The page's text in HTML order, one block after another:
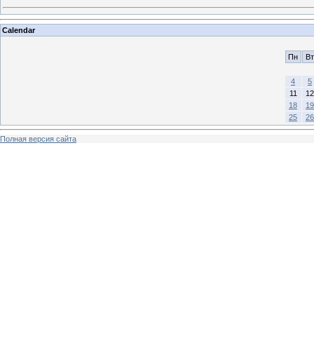
Calendar
Пн Вт
4
5
11
12
18
19
25
26
Полная версия сайта